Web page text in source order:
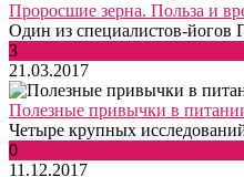
Проросшие зерна. Польза и
Один из специалистов-
3
21.03.2017
Полезные привычки в
Четыре крупных
0
11.12.2017